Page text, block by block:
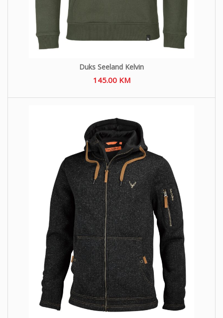
Duks Seeland Kelvin
145.00 KM